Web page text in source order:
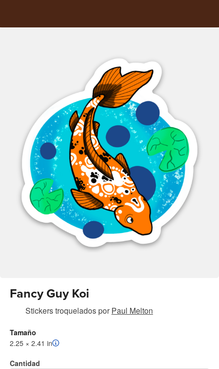
Fancy Guy Koi
Stickers troqueladospor Paul Melton
Tamaño
2.25 × 2.41 in
Cantidad